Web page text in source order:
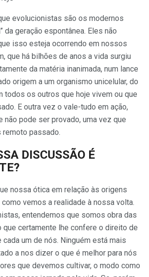
evolucionistas são os modernos
da geração espontânea. Eles não
isso esteja ocorrendo em nossos
que há bilhões de anos a vida surgiu
da matéria inanimada, num lan­ce
origem a um organismo unicelular, do
todos os outros que hoje vi­vem ou que
E outra vez o vale-tudo em ação,
não pode ser prova­do, uma vez que
passado.
DISCUSSÃO É
nossa ótica em relação às origens
vemos a realidade à nos­sa volta.
en­tendemos que somos obra das
que certamente lhe con­fere o direito de
um de nós. Ninguém está mais
a nos dizer o que é melhor para nós
que devemos cultivar, o modo como